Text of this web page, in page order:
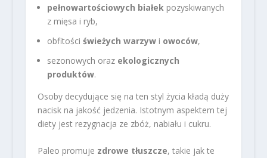
pełnowartościowych białekpozyskiwanych
z mięsa i ryb,
obfitości świeżych warzywi owoców,
sezonowych oraz ekologicznych
produktów.
Osoby decydujące się na ten styl życia kładą duży
nacisk na jakość jedzenia. Istotnym aspektem tej
diety jest rezygnacja ze zbóż, nabiału i cukru.
Paleo promuje zdrowe tłuszcze, takie jak te